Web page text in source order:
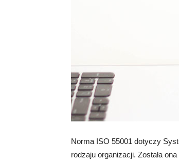
Norma ISO 55001 dotyczy
rodzaju organizacji. Została